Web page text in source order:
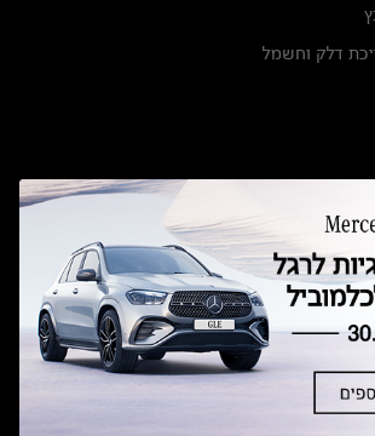
דלק וחשמל
בהסדר פשרה בתצ 56447-02-19